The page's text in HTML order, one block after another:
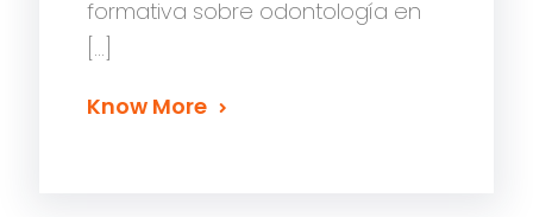
formativa sobre odontología en
[…]
Know More